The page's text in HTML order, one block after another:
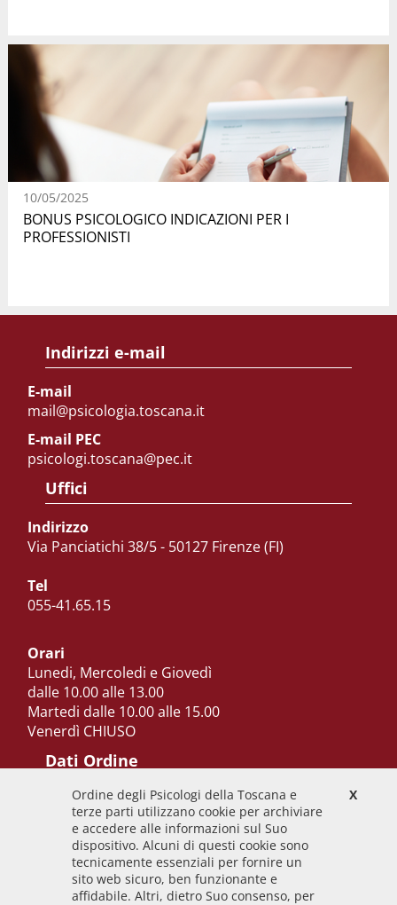
10/05/2025
BONUS PSICOLOGICO INDICAZIONI PER I
PROFESSIONISTI
Indirizzi e-mail
E-mail
mail@psicologia.toscana.it
E-mail PEC
psicologi.toscana@pec.it
Uffici
Indirizzo
Via Panciatichi 38/5 - 50127 Firenze (FI)
Tel
055-41.65.15
Orari
Lunedi, Mercoledi e Giovedì
dalle 10.00 alle 13.00
Martedi dalle 10.00 alle 15.00
Venerdì CHIUSO
Dati Ordine
Codice Fiscale
92009700458
Codice IPA
odpt_to
X
Ordine degli Psicologi della Toscana e
terze parti utilizzano cookie per archiviare
e accedere alle informazioni sul Suo
dispositivo. Alcuni di questi cookie sono
tecnicamente essenziali per fornire un
sito web sicuro, ben funzionante e
affidabile. Altri, dietro Suo consenso, per